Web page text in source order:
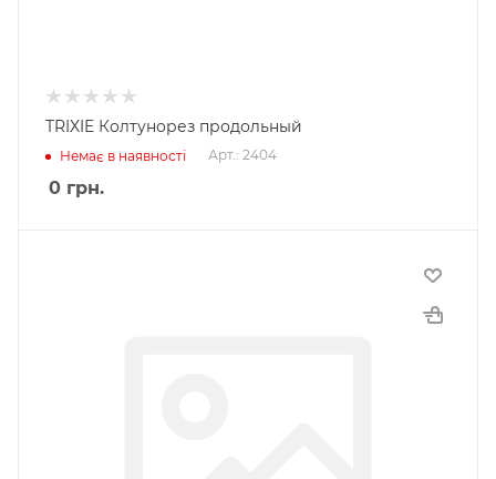
TRIXIE Колтунорез продольный
Немає в наявності Арт.: 2404
0 грн.